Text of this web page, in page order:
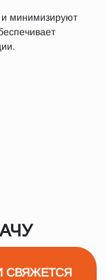
минимизируют
СВЯЖЕТСЯ